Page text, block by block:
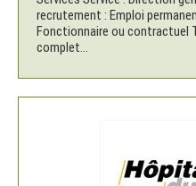
recrutement : Emploi
Fonctionnaire ou contractuel
complet...